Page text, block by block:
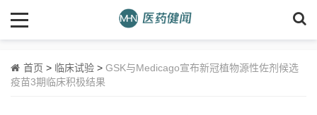
首页 > 临床试验 > GSK与Medicago宣布新冠植物源性佐剂候选
疫苗3期临床积极结果